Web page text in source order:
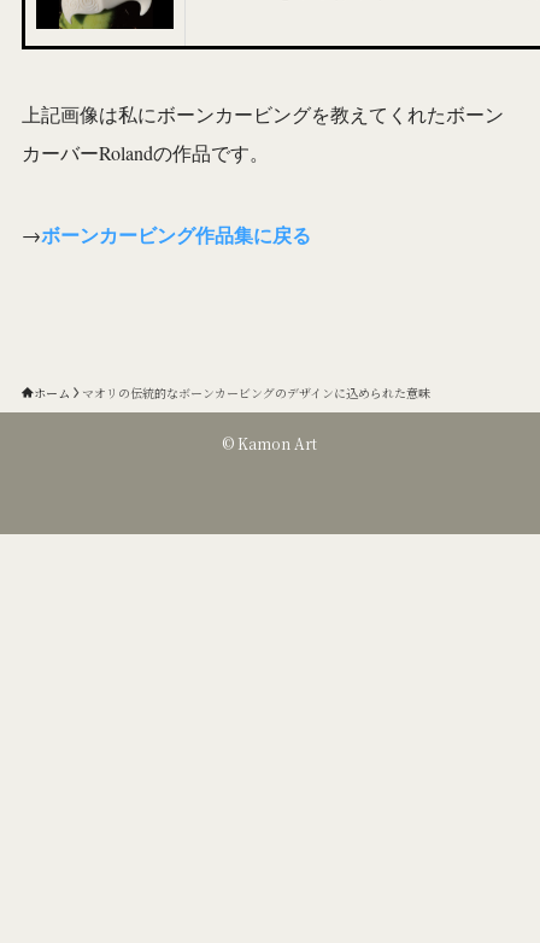
上記画像は私にボーンカービングを教えてくれたボーン
カーバーRolandの作品です。
→ボーンカービング作品集に戻る
ホーム マオリの伝統的なボーンカービングのデザインに込められた意味
© Kamon Art